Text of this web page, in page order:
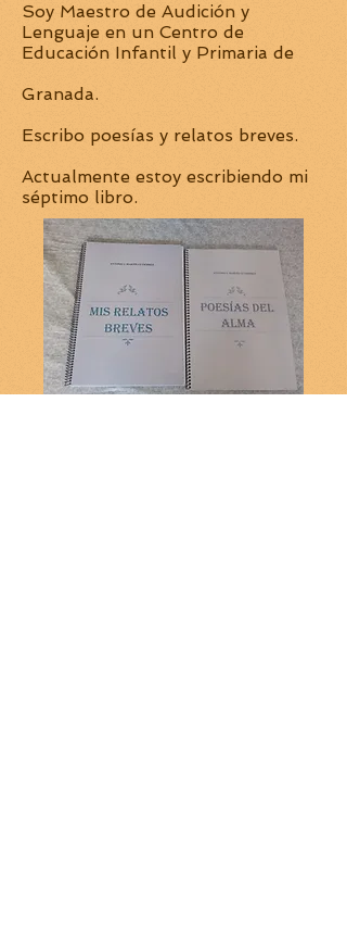
Soy Maestro de Audición y
Lenguaje en un Centro de
Educación Infantil y Primaria de
Granada.
Escribo poesías y relatos breves.
Actualmente estoy escribiendo mi
séptimo libro.